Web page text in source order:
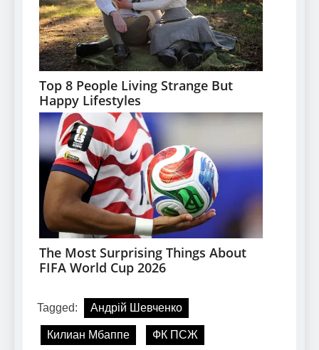
Tagged: Андрій Шевченко
Килиан Мбаппе ФК ПСЖ